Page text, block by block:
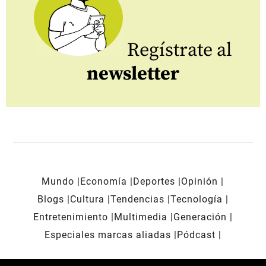
Regístrate al
newsletter
Mundo Economía Deportes
Opinión
Blogs
Cultura Tendencias Tecnología
Entretenimiento
Multimedia
Generación
Especiales marcas aliadas
Pódcast